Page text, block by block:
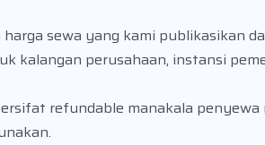
sewa yang kami publikasikan
kalangan perusahaan, instansi
refundable manakala penyewa